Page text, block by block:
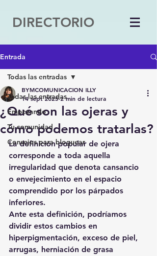
DIRECTORIO
Entrada
Todas las entradas
Empezando
Tu comunidad
Consejos para bloguear
Todas las entradas
¿Qué son las ojeras y
cómo podemos tratarlas?
BYMCOMUNICACION ILLY
14 sept 2025 2 min de lectura
La definición popular de ojera
corresponde a toda aquella
irregularidad que denota cansancio
o envejecimiento en el espacio
comprendido por los párpados
inferiores.
Ante esta definición, podríamos
dividir estos cambios en
hiperpigmentación, exceso de piel,
arrugas, herniación de grasa